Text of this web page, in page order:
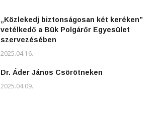
„Közlekedj biztonságosan két keréken”
vetélkedő a Bük Polgárőr Egyesület
szervezésében
2025.04.16.
Dr. Áder János Csörötneken
2025.04.09.